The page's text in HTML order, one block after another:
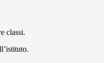
classi.